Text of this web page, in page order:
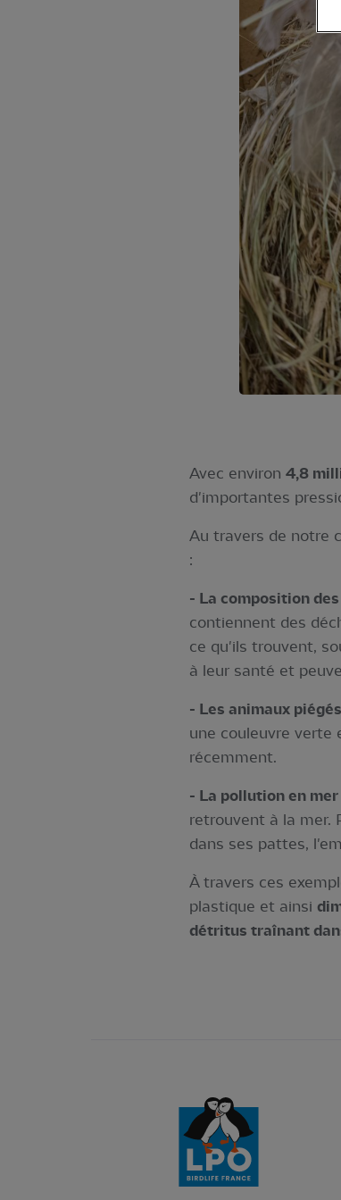
Avec environ 4,8
d'importantes
Au travers de notre
:
- La composition
contiennent des
ce qu'ils trouvent,
à leur santé et
- Les animaux piégés
une couleuvre verte
récemment.
- La pollution en mer
retrouvent à la mer.
dans ses pattes,
À travers ces
plastique et ainsi
détritus traînant